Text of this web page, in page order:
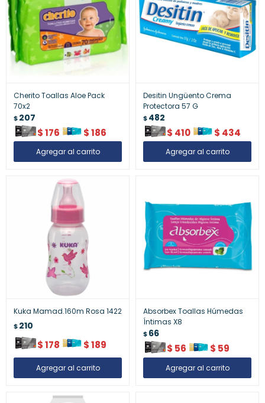
Cherito Toallas Aloe Pack
70x2
$207
$176 $186
Desitin Ungüento Crema
Protectora 57 G
$482
$ 410 $ 434
Kuka Mamad.160m Rosa 1422
$210
$178 $189
Absorbex Toallas Húmedas
Íntimas X8
$66
$ 56 $ 59